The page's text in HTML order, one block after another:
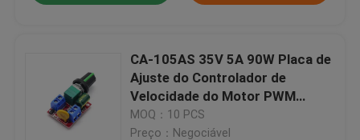
CA-105AS 35V 5A 90W Placa de
Ajuste do Controlador de
Velocidade do Motor PWM
Interruptor
MOQ：10 PCS
Preço：Negociável